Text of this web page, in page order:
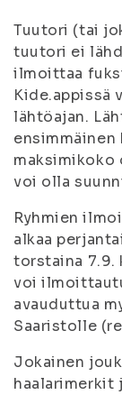
Tuutori (tai
tuutori ei
ilmoittaa
Kide.appissä
lähtöajan.
ensimmäinen
maksimikoko
voi olla
Ryhmien
alkaa
torstaina 7.9.
voi
avauduttua
Saaristolle
Jokainen
haalarimerkit